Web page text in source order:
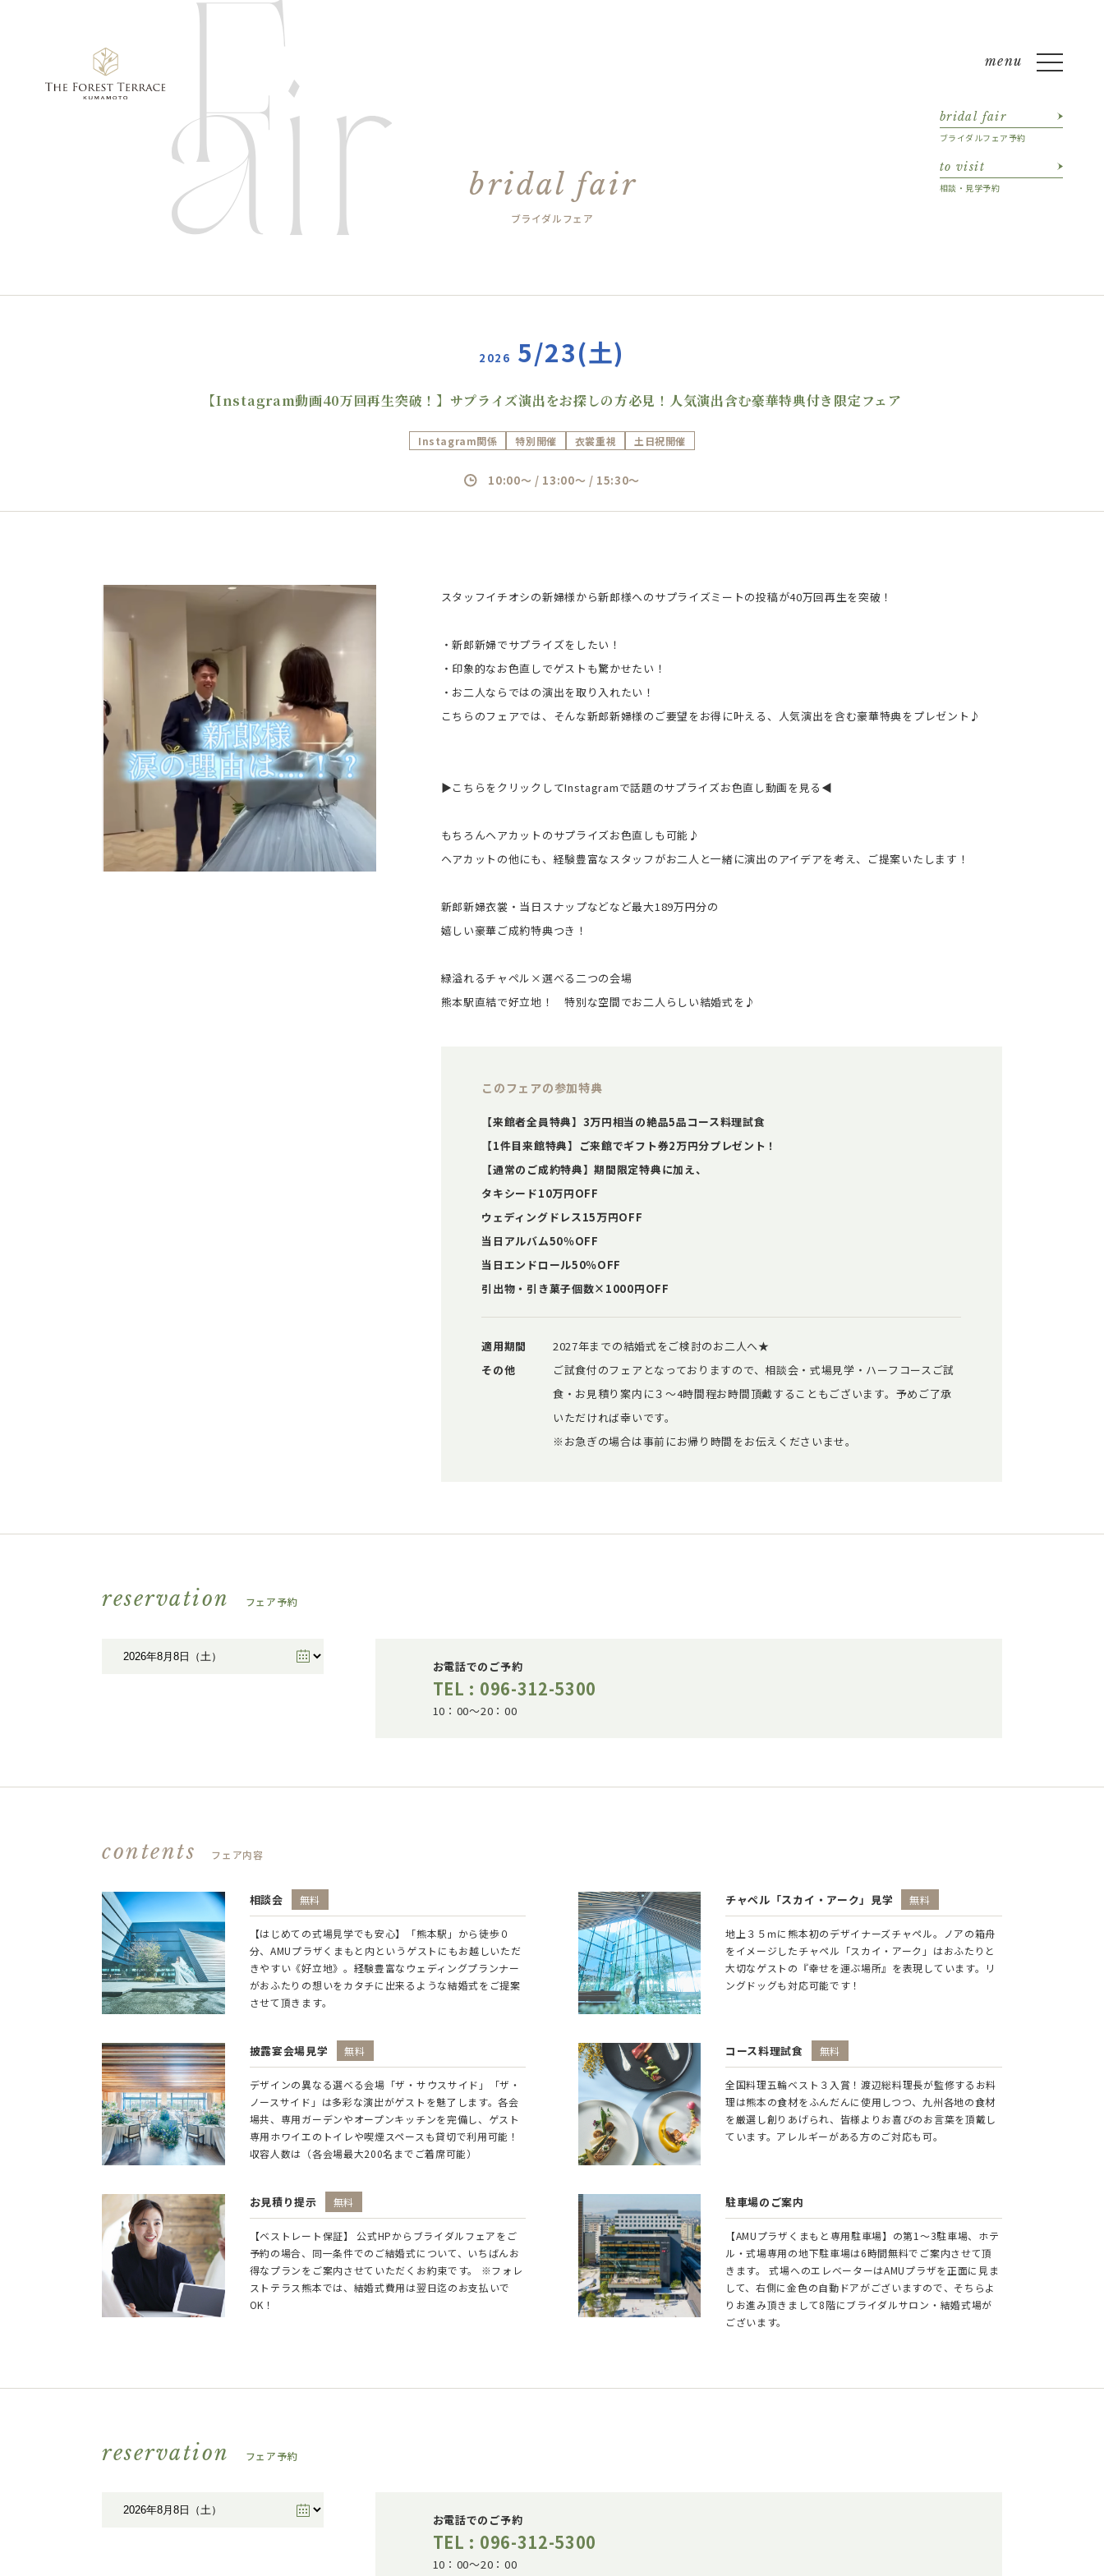
bridal fair
ブライダルフェア予約
to visit
相談・見学予約
bridal fair
ブライダルフェア
2026 5/23(土)
【Instagram動画40万回再生突破！】サプライズ演出をお探しの方必見！人気演出含む豪華特典付き限定フェア
Instagram関係 特別開催 衣裳重視 土日祝開催
10:00～ / 13:00～ / 15:30～
スタッフイチオシの新婦様から新郎様へのサプライズミートの投稿が40万回再生を突破！
・新郎新婦でサプライズをしたい！
・印象的なお色直しでゲストも驚かせたい！
・お二人ならではの演出を取り入れたい！
こちらのフェアでは、そんな新郎新婦様のご要望をお得に叶える、人気演出を含む豪華特典をプレゼント♪
▶こちらをクリックしてInstagramで話題のサプライズお色直し動画を見る◀
もちろんヘアカットのサプライズお色直しも可能♪
ヘアカットの他にも、経験豊富なスタッフがお二人と一緒に演出のアイデアを考え、ご提案いたします！
新郎新婦衣裳・当日スナップなどなど最大189万円分の
嬉しい豪華ご成約特典つき！
緑溢れるチャペル×選べる二つの会場
熊本駅直結で好立地！ 特別な空間でお二人らしい結婚式を♪
このフェアの参加特典
【来館者全員特典】3万円相当の絶品5品コース料理試食
【1件目来館特典】ご来館でギフト券2万円分プレゼント！
【通常のご成約特典】期間限定特典に加え、
タキシード10万円OFF
ウェディングドレス15万円OFF
当日アルバム50％OFF
当日エンドロール50％OFF
引出物・引き菓子個数×1000円OFF
適用期間
2027年までの結婚式をご検討のお二人へ★
その他
ご試食付のフェアとなっておりますので、相談会・式場見学・ハーフコースご試
食・お見積り案内に３～4時間程お時間頂戴することもございます。予めご了承
いただければ幸いです。
※お急ぎの場合は事前にお帰り時間をお伝えくださいませ。
reservation フェア予約
お電話でのご予約
TEL : 096-312-5300
10：00～20：00
contents フェア内容
相談会 無料
【はじめての式場見学でも安心】「熊本駅」から徒歩０
分、AMUプラザくまもと内というゲストにもお越しいただ
きやすい《好立地》。経験豊富なウェディングプランナー
がおふたりの想いをカタチに出来るような結婚式をご提案
させて頂きます。
チャペル「スカイ・アーク」見学 無料
地上３５ｍに熊本初のデザイナーズチャペル。ノアの箱舟
をイメージしたチャペル「スカイ・アーク」はおふたりと
大切なゲストの『幸せを運ぶ場所』を表現しています。リ
ングドッグも対応可能です！
披露宴会場見学 無料
デザインの異なる選べる会場「ザ・サウスサイド」「ザ・
ノースサイド」は多彩な演出がゲストを魅了します。各会
場共、専用ガーデンやオープンキッチンを完備し、ゲスト
専用ホワイエのトイレや喫煙スペースも貸切で利用可能！
収容人数は（各会場最大200名までご着席可能）
コース料理試食 無料
全国料理五輪ベスト３入賞！渡辺総料理長が監修するお料
理は熊本の食材をふんだんに使用しつつ、九州各地の食材
を厳選し創りあげられ、皆様よりお喜びのお言葉を頂戴し
ています。アレルギーがある方のご対応も可。
お見積り提示 無料
【ベストレート保証】 公式HPからブライダルフェアをご
予約の場合、同一条件でのご結婚式について、いちばんお
得なプランをご案内させていただくお約束です。 ※フォレ
ストテラス熊本では、結婚式費用は翌日迄のお支払いで
OK！
駐車場のご案内
【AMUプラザくまもと専用駐車場】の第1～3駐車場、ホテ
ル・式場専用の地下駐車場は6時間無料でご案内させて頂
きます。 式場へのエレベーターはAMUプラザを正面に見ま
して、右側に金色の自動ドアがございますので、そちらよ
りお進み頂きまして8階にブライダルサロン・結婚式場が
ございます。
reservation フェア予約
お電話でのご予約
TEL : 096-312-5300
10：00～20：00